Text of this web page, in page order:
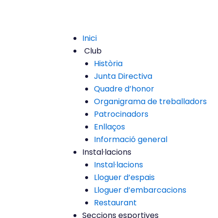
Inici
Club
Història
Junta Directiva
Quadre d’honor
Organigrama de treballadors
Patrocinadors
Enllaços
Informació general
Instal·lacions
Instal·lacions
Lloguer d’espais
Lloguer d’embarcacions
Restaurant
Seccions esportives